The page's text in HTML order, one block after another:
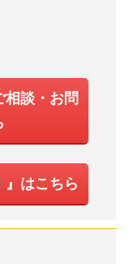
相談・お問
』はこちら